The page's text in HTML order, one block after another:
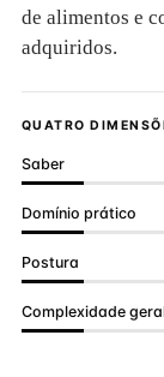
de alimentos e
adquiridos.
QUATRO
Saber
Domínio prático
Postura
Complexidade